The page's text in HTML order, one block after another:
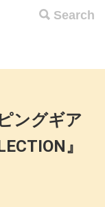
Search
ングギア
』